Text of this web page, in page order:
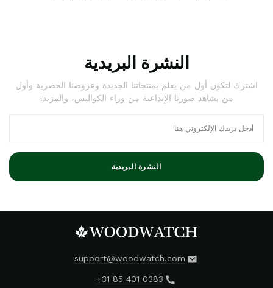
النشرة البريدية
اشترك لتكون أول من يعلم بمنتجاتنا الجديدة وعروضنا الحصرية وأول
من يشاهد صورنا الإبداعية من وراء الكواليس، والمزيد!
النشرة البريدية
support@woodwatch.com
+31 85 401 0383